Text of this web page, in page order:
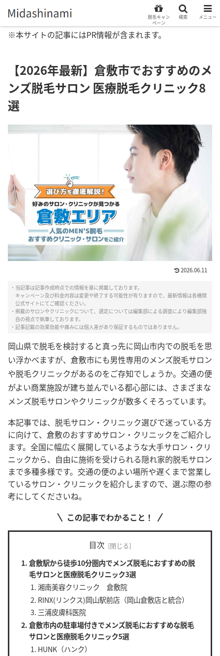
※本サイトの記事にはPR情報が含まれます。
【2026年最新】倉敷市でおすすめのメ
ンズ脱毛サロン 医療脱毛クリニック8
選
2026.06.11
・当記事は記事作成時点での情報を基に掲載しております。
キャンペーン及び料金内容は変更や終了する可能性が有りますので、最新情報は各機関
公式サイトにてご確認ください。
・掲載のサロンやクリニックについて、選定については編集部による調査により編集部独
自の視点で執筆しております。
・記事記載の効果効能や痛みには個人差があり保証するものではありません。
岡山県で脱毛を検討すると真っ先に岡山市内での脱毛を思
い浮かべますが、 倉敷市にも男性専用のメンズ脱毛サロン
や脱毛クリニックがあるのをご存知でしょうか。交通の便
がよい商業施設が建ち並んでいる都心部には、さまざまな
メンズ脱毛サロンやクリニックが数多くそろっています。
本記事では、脱毛サロン・クリニック選びで迷っている方
に向けて、倉敷のおすすめサロン・クリニックをご紹介し
ます。 全国に幅広く展開しているような大手サロン・クリ
ニックから、自由に施術を受けられる隠れ家的脱毛サロン
まで多種多様です。交通の便のよい場所や遅くまで営業し
ているサロン・クリニックを紹介しますので、選ぶ際の参
考にしてくださいね。
この記事でわかること！
目次
倉敷駅から徒歩10分圏内でメンズ脱毛におすすめの脱
毛サロンと医療脱毛クリニック3選
湘南美容クリニック 倉敷院
RINX(リンクス)岡山駅前店（岡山倉敷店と統合）
三浦皮膚科医院
倉敷市内の駐車場付きでメンズ脱毛におすすめな脱毛
サロンと医療脱毛クリニック5選
HUNK（ハンク）
脱毛キャン
ペーン
検索 メニュー